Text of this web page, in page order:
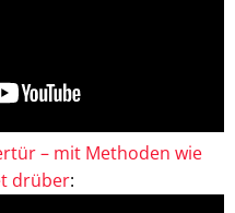
– mit Methoden wie
drüber: